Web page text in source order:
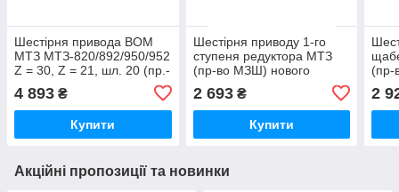
Шестірня привода ВОМ
МТЗ МТЗ-820/892/950/952
Z = 30, Z = 21, шл. 20 (пр.-
4 893 ₴
Купити
Шестірня приводу 1-го
ступеня редуктора МТЗ
(пр-во МЗШ) нового
2 693₴
Купити
(пр-
2
Акційні пропозиції та новинки